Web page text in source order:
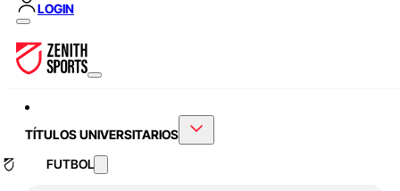
LOGIN
TÍTULOS UNIVERSITARIOS
FUTBOL